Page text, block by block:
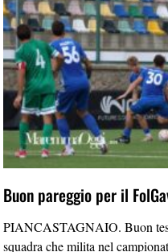
Buon pareggio per il
PIANCASTAGNAIO. Buon
squadra che milita nel